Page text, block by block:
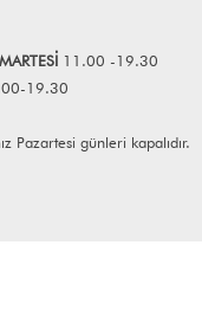
ESİ 11.00 -19.30
19.30
Pazartesi günleri kapalıdır.